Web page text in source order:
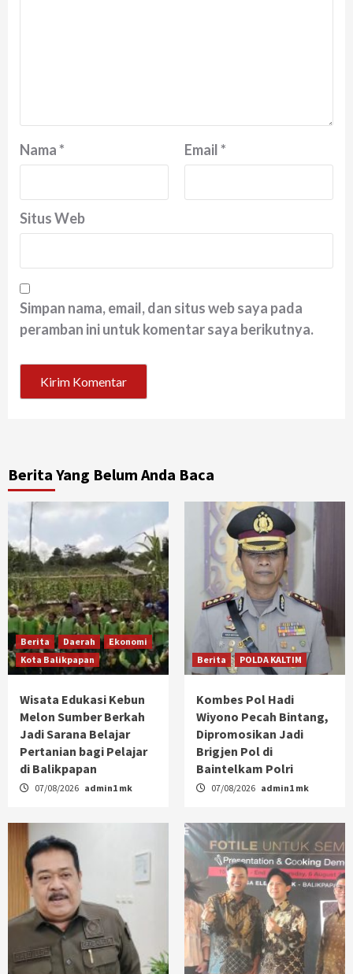
Nama* Email*
Situs Web
Simpan nama, email, dan situs web saya pada
peramban ini untuk komentar saya berikutnya.
Berita Yang Belum Anda Baca
Berita Daerah
Ekonomi
Kota Balikpapan
Wisata Edukasi Kebun
Melon Sumber Berkah
Jadi Sarana Belajar
Pertanian bagi Pelajar
di Balikpapan
07/08/2026 admin1 mk
Berita POLDA KALTIM
Kombes Pol Hadi
Wiyono Pecah Bintang,
Dipromosikan Jadi
Brigjen Pol di
Baintelkam Polri
07/08/2026 admin1 mk